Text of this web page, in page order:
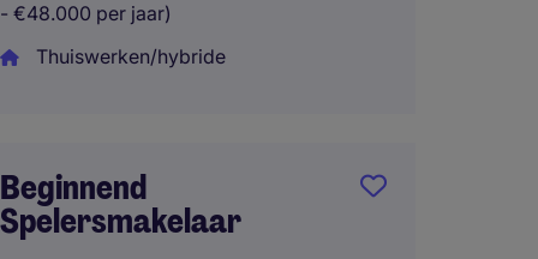
- €48.000 per jaar)
Thuiswerken/hybride
Beginnend
Spelersmakelaar